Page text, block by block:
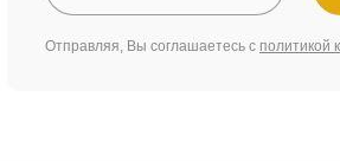
Отправляя, Вы соглашаетесь с политикой